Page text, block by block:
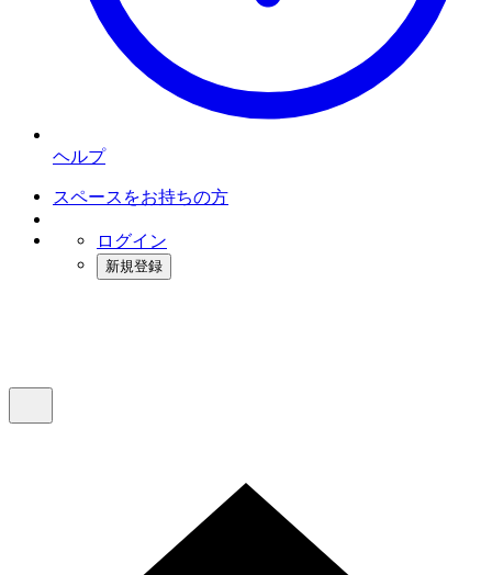
ヘルプ
スペースをお持ちの方
ログイン
新規登録